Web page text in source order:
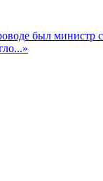
был министр